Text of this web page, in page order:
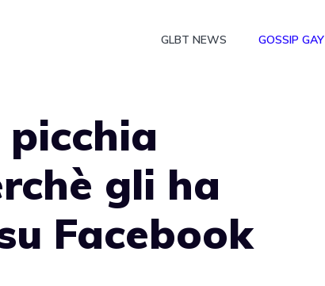
GLBT NEWS GOSSIP GAY
gli ha
Facebook